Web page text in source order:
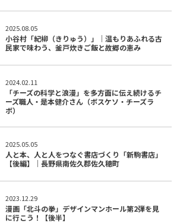
2025.08.05
小谷村「紀柳（きりゅう）」｜温もりあふれる古
民家で味わう、釜戸炊きご飯と故郷の恵み
2024.02.11
「チーズの科学と浪漫」を多方面に伝え続けるチ
ーズ職人・是本健介さん（ボスケソ・チーズラ
ボ）
2025.05.05
人と本、人と人をつなぐ書店づくり「新駒書店」
【後編】｜長野県南佐久郡佐久穂町
2023.12.29
漫画「北斗の拳」デザインマンホール第2弾を見
に行こう！【後半】